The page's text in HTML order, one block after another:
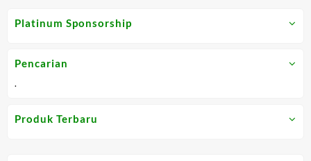
Platinum Sponsorship
Pencarian
.
Produk Terbaru
of